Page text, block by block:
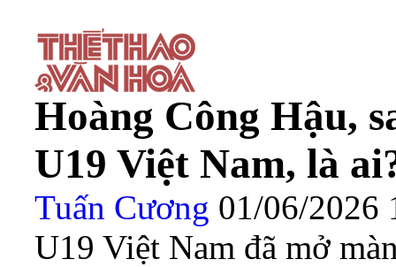
Hoàng Công Hậu,
U19 Việt Nam, là
Tuấn Cương 01/06/2026
U19 Việt Nam đã mở